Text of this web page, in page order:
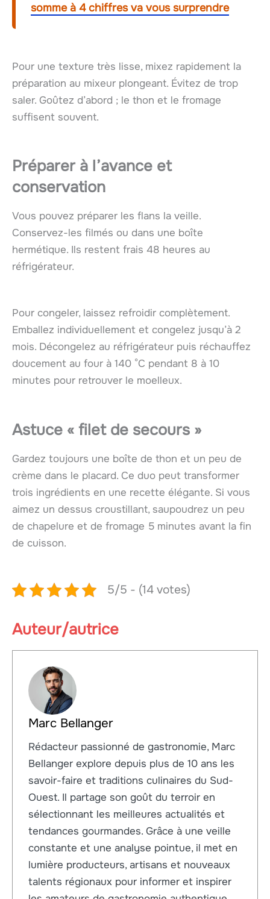
somme à 4 chiffres va vous surprendre
Pour une texture très lisse, mixez rapidement la
préparation au mixeur plongeant. Évitez de trop
saler. Goûtez d’abord ; le thon et le fromage
suffisent souvent.
Préparer à l’avance et
conservation
Vous pouvez préparer les flans la veille.
Conservez-les filmés ou dans une boîte
hermétique. Ils restent frais 48 heures au
réfrigérateur.
Pour congeler, laissez refroidir complètement.
Emballez individuellement et congelez jusqu’à 2
mois. Décongelez au réfrigérateur puis réchauffez
doucement au four à 140 °C pendant 8 à 10
minutes pour retrouver le moelleux.
Astuce « filet de secours »
Gardez toujours une boîte de thon et un peu de
crème dans le placard. Ce duo peut transformer
trois ingrédients en une recette élégante. Si vous
aimez un dessus croustillant, saupoudrez un peu
de chapelure et de fromage 5 minutes avant la fin
de cuisson.
5/5 - (14 votes)
Auteur/autrice
Marc Bellanger
Rédacteur passionné de gastronomie, Marc
Bellanger explore depuis plus de 10 ans les
savoir-faire et traditions culinaires du Sud-
Ouest. Il partage son goût du terroir en
sélectionnant les meilleures actualités et
tendances gourmandes. Grâce à une veille
constante et une analyse pointue, il met en
lumière producteurs, artisans et nouveaux
talents régionaux pour informer et inspirer